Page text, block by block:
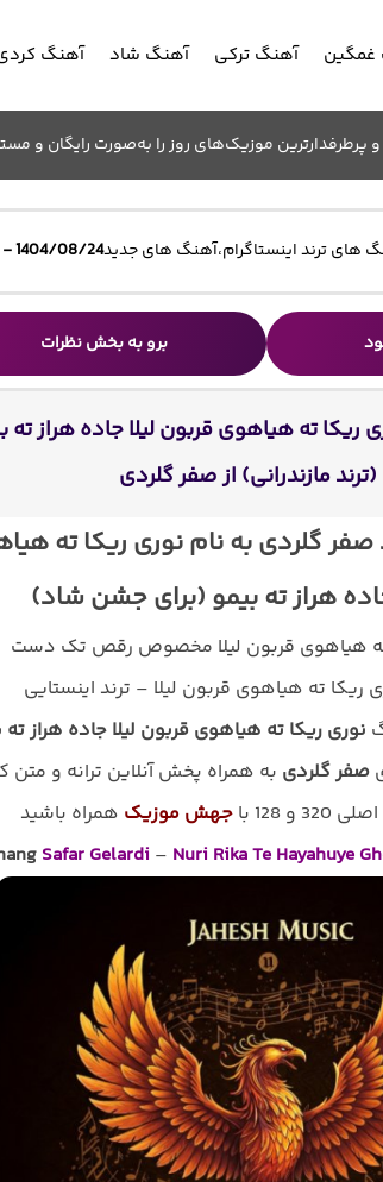
غمگین آهنگ ترکی آهنگ شاد آهنگ
موزیک‌های روز را به‌صورت رایگان و
های ترند اینستاگرام،آهنگ های جدید1404/08/24 - ۰۱:۲۵
برو به بخش نظرات
ریکا ته هیاهوی قربون لیلا جاده هراز ته
(ترند مازندرانی) از صفر گلردی
گلردی به نام نوری ریکا ته
هراز ته بیمو (برای جشن شاد)
هیاهوی قربون لیلا مخصوص رقص تک دست
ته هیاهوی قربون لیلا – ترند اینستایی
نوری ریکا ته هیاهوی قربون لیلا جاده هراز ته
صفر گلردی به همراه پخش آنلاین ترانه و متن
128 با
جهش موزیک همراه باشید
Safar Gelardi – Nuri Rika Te Hayahuye